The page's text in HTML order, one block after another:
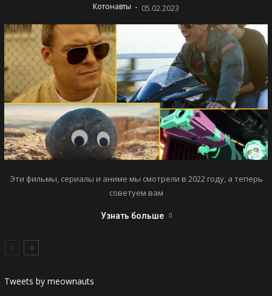
Котонавты - 05.02.2023
Эти фильмы, сериалы и аниме мы смотрели в 2022 году, а теперь
советуем вам
Узнать больше
Tweets by meownauts